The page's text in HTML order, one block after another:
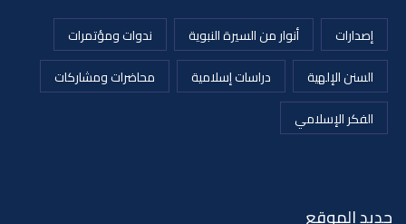
إصدارات أنوار من السيرة النبوية
ندوات ومؤتمرات
السنن الإلهية
دراسات إسلامية
محاضرات ومشاركات
الفكر الإسلامي
جديد الموقع